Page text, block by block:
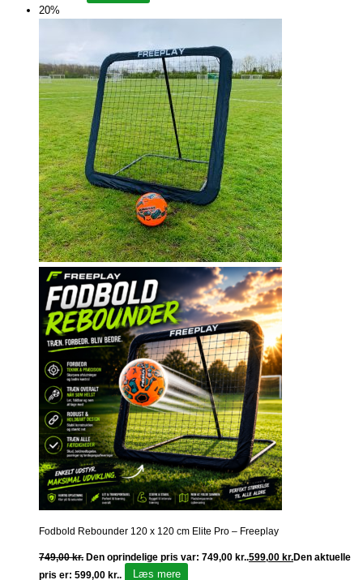
20%
Fodbold Rebounder 120 x 120 cm Elite Pro – Freeplay
749,00kr. Den oprindelige pris var: 749,00 kr..599,00 kr.Den aktuelle
pris er: 599,00 kr..
Læs mere